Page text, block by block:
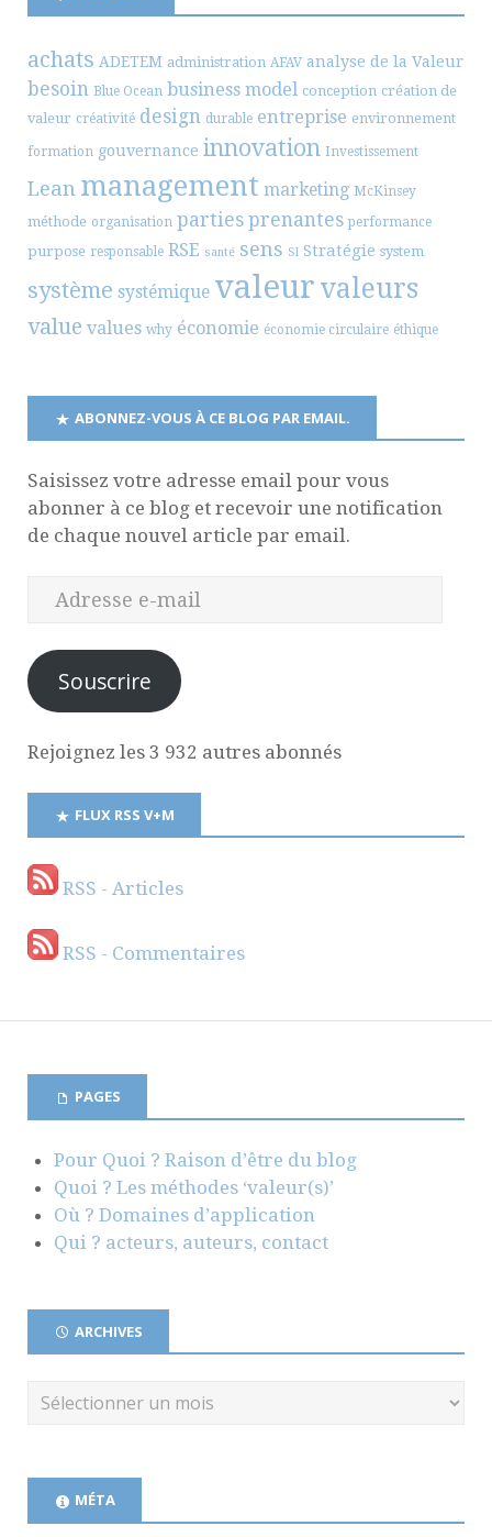
achats ADETEM administration AFAV analyse de la Valeur
besoin Blue Ocean business model conception création de
valeur créativité design durable entreprise environnement
formation gouvernance innovation Investissement
Lean management marketing McKinsey
méthode organisation parties prenantes performance
purpose responsable RSE santé sens SI Stratégie system
système systémique valeur valeurs
value values why économie économie circulaire éthique
ABONNEZ-VOUS À CE BLOG PAR EMAIL.
Saisissez votre adresse email pour vous
abonner à ce blog et recevoir une notification
de chaque nouvel article par email.
Souscrire
Rejoignez les 3 932 autres abonnés
FLUX RSS V+M
RSS - Articles
RSS - Commentaires
PAGES
Pour Quoi ? Raison d’être du blog
Quoi ? Les méthodes ‘valeur(s)’
Où ? Domaines d’application
Qui ? acteurs, auteurs, contact
ARCHIVES
MÉTA